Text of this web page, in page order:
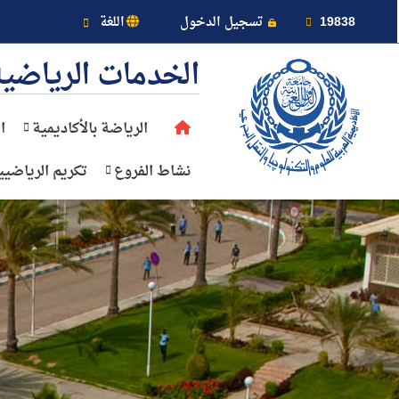
19838 تسجيل الدخول اللغة
عن الأكاديمية
النقل البحري
القبول والتسجيل
الدراسات الأكاديمية
طلبة الأكاديمية
الخدمات
الرياضة بالأكاديمية
نشاط الفروع
تكريم